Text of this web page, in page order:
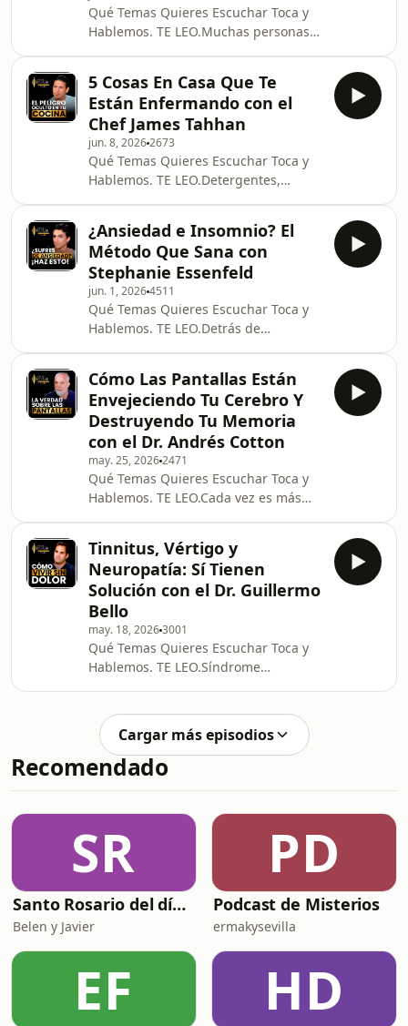
personas no prestan atención a la
salud renal hasta que aparecen
síntomas o complicaciones.En este
episodio de “Cómo Curar”, junto al Dr.
Qué Temas Quieres Escuchar Toca y
Hablemos. TE LEO.Muchas personas
distintos tratamientos para controlar
problemas de piel que parecen no
desaparecer. Al principio algunos
funcionan, pero con el tiempo los
síntomas regresan y comienza una
búsqueda constante de nuevas
soluciones.Cuando esto ocurre, pocas
personas se preguntan qué está suc
5 Cosas En Casa Que Te
Están Enfermando con el
Chef James Tahhan
jun. 8, 20262673
Qué Temas Quieres Escuchar Toca y
Hablemos. TE LEO.Detergentes,
otros elementos forman parte de
nuestra vida diaria. Sin embargo,
pocas veces nos detenemos a pensar
en el impacto que podrían tener
sobre nuestra salud a largo
plazo.Cada vez más investigadores y
profesionales de la salud buscan
comprender la relación entre el
entorn
¿Ansiedad e Insomnio? El
Método Que Sana con
Stephanie Essenfeld
jun. 1, 20264511
Qué Temas Quieres Escuchar Toca y
Hablemos. TE LEO.Detrás de
incluso las migrañas, muchas veces
existe algo mucho más profundo
afectándonos silenciosamente.El
cuerpo puede terminar expresando
emociones, heridas y cargas
emocionales que llevamos guardando
durante años sin darnos cuenta. Y
aunque aprendemos a seguir
adelante, muchas pe
Cómo Las Pantallas Están
Envejeciendo Tu Cerebro Y
Destruyendo Tu Memoria
con el Dr. Andrés Cotton
may. 25, 20262471
Qué Temas Quieres Escuchar Toca y
Hablemos. TE LEO.Cada vez es más
o una pantalla. Lo que antes parecía
algo ocasional, hoy forma parte de la
rutina diaria de millones de familias
alrededor del mundo. Y aunque
muchas veces se percibe como una
forma de entretenimiento o
distracción, cada vez más
especialistas comienzan a preg
Tinnitus, Vértigo y
Neuropatía: Sí Tienen
Solución con el Dr. Guillermo
Bello
may. 18, 20263001
Qué Temas Quieres Escuchar Toca y
Hablemos. TE LEO.Síndrome
Muchas personas pasan años
buscando alivio para estos síntomas
sin comprender realmente qué podría
estar ocurriendo detrás de ellos.En
al Dr. Guillermo Bello, hablamos sobre
cómo muchas veces el cuerpo se trata
únicamente desde el síntoma, de
Cargar más episodios
Recomendado
SR
Santo Rosario del día. 🙏 Reza con nosotros en castellano 🇪🇸
Belen y Javier
PD
Podcast de Misterios
ermakysevilla
EF HD